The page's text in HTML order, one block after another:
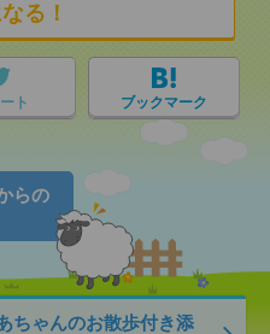
る！
ト ブックマーク
らの
ちゃんのお散歩付き添